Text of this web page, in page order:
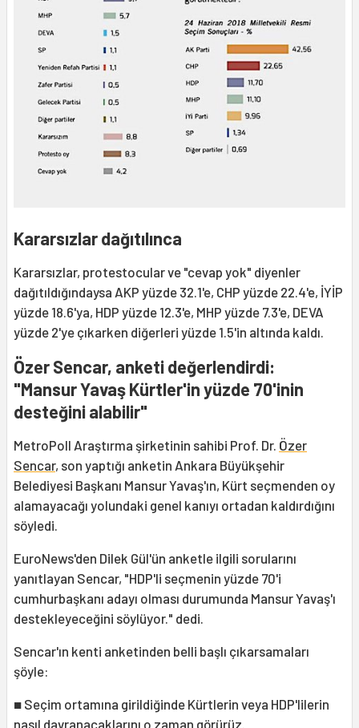
Kararsızlar dağıtılınca
Kararsızlar, protestocular ve "cevap yok" diyenler
dağıtıldığındaysa AKP yüzde 32.1'e, CHP yüzde 22.4'e, İYİP
yüzde 18.6'ya, HDP yüzde 12.3'e, MHP yüzde 7.3'e, DEVA
yüzde 2'ye çıkarken diğerleri yüzde 1.5'in altında kaldı.
Özer Sencar, anketi değerlendirdi:
"Mansur Yavaş Kürtler'in yüzde 70'inin
desteğini alabilir"
MetroPoll Araştırma şirketinin sahibi Prof. Dr. Özer
Sencar, son yaptığı anketin Ankara Büyükşehir
Belediyesi Başkanı Mansur Yavaş'ın, Kürt seçmenden oy
alamayacağı yolundaki genel kanıyı ortadan kaldırdığını
söyledi.
EuroNews'den Dilek Gül'ün anketle ilgili sorularını
yanıtlayan Sencar, "HDP'li seçmenin yüzde 70'i
cumhurbaşkanı adayı olması durumunda Mansur Yavaş'ı
destekleyeceğini söylüyor." dedi.
Sencar'ın kenti anketinden belli başlı çıkarsamaları
şöyle:
■ Seçim ortamına girildiğinde Kürtlerin veya HDP'lilerin
nasıl davranacaklarını o zaman görürüz.